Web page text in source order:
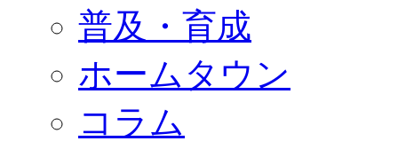
ジュニアユース
ユース
練習拠点（ナラディーア）
SCHOOL
CLUB
パートナー募集
クラブ理念
普及・育成
ホームタウン
コラム